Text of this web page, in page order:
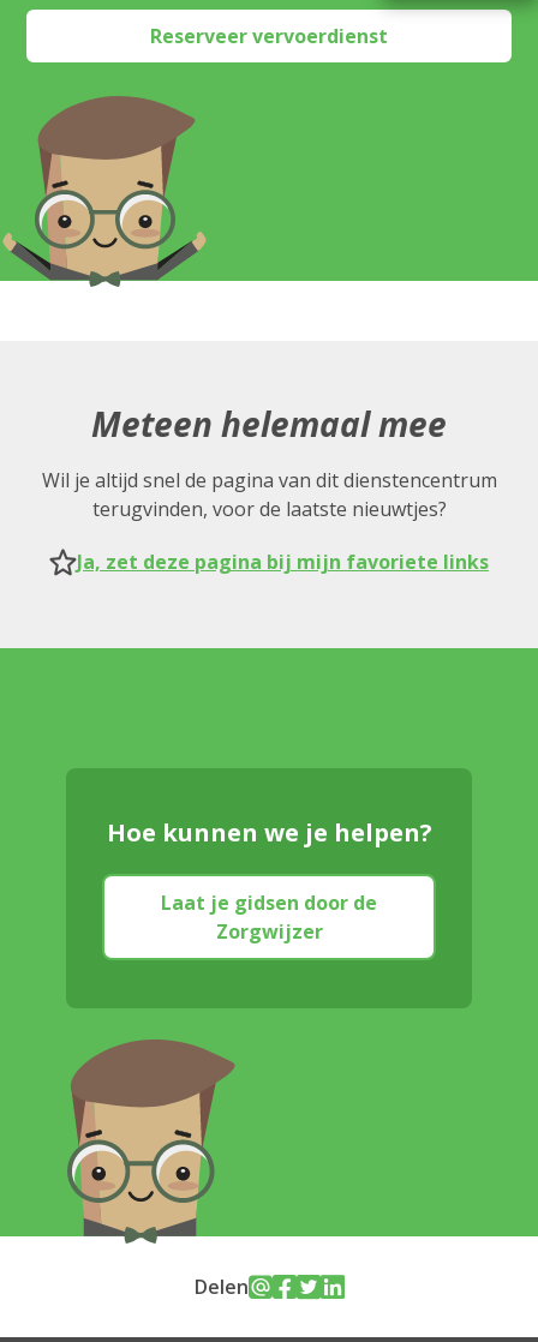
Reserveer vervoerdienst
Meteen helemaal mee
Wil je altijd snel de pagina van dit dienstencentrum
terugvinden, voor de laatste nieuwtjes?
Ja, zet deze pagina bij mijn favoriete links
Hoe kunnen we je helpen?
Laat je gidsen door de
Zorgwijzer
Delen